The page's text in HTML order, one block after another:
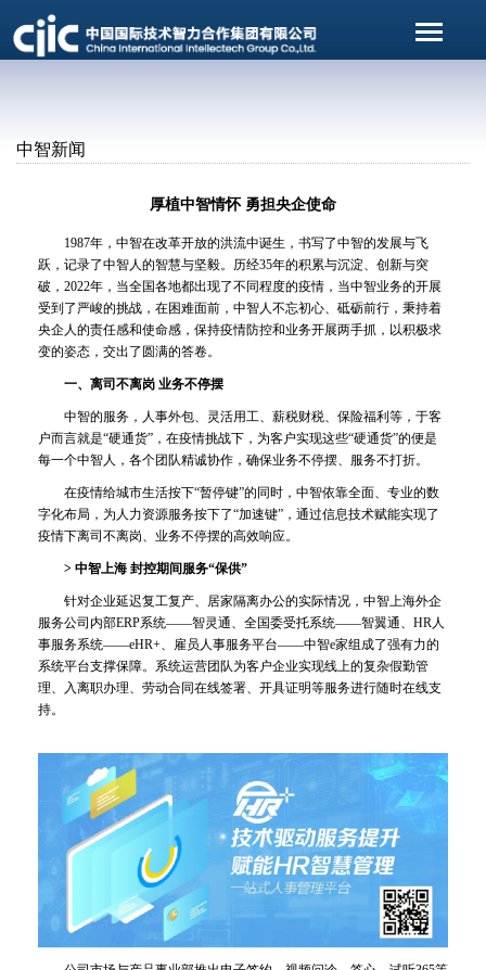
中智新闻
厚植中智情怀 勇担央企使命
1987年，中智在改革开放的洪流中诞生，书写了中智的发展与飞
跃，记录了中智人的智慧与坚毅。历经35年的积累与沉淀、创新与突
破，2022年，当全国各地都出现了不同程度的疫情，当中智业务的开展
受到了严峻的挑战，在困难面前，中智人不忘初心、砥砺前行，秉持着
央企人的责任感和使命感，保持疫情防控和业务开展两手抓，以积极求
变的姿态，交出了圆满的答卷。
一、离司不离岗 业务不停摆
中智的服务，人事外包、灵活用工、薪税财税、保险福利等，于客
户而言就是“硬通货”，在疫情挑战下，为客户实现这些“硬通货”的便是
每一个中智人，各个团队精诚协作，确保业务不停摆、服务不打折。
在疫情给城市生活按下“暂停键”的同时，中智依靠全面、专业的数
字化布局，为人力资源服务按下了“加速键”，通过信息技术赋能实现了
疫情下离司不离岗、业务不停摆的高效响应。
> 中智上海 封控期间服务“保供”
针对企业延迟复工复产、居家隔离办公的实际情况，中智上海外企
服务公司内部ERP系统——智灵通、全国委受托系统——智翼通、HR人
事服务系统——eHR+、雇员人事服务平台——中智e家组成了强有力的
系统平台支撑保障。系统运营团队为客户企业实现线上的复杂假勤管
理、入离职办理、劳动合同在线签署、开具证明等服务进行随时在线支
持。